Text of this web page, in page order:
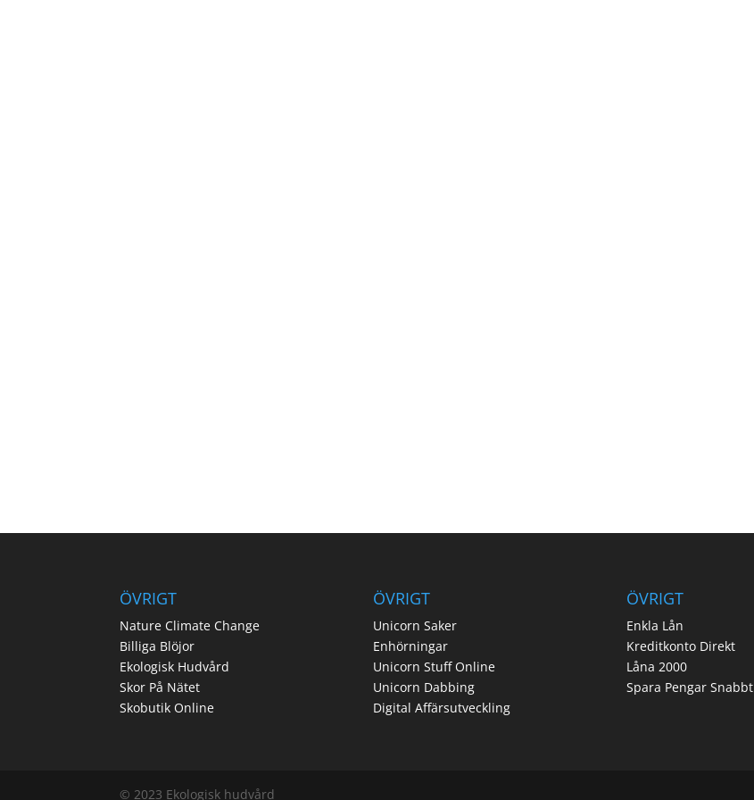
ÖVRIGT
Nature Climate Change
Billiga Blöjor
Ekologisk Hudvård
Skor På Nätet
Skobutik Online
ÖVRIGT
Unicorn Saker
Enhörningar
Unicorn Stuff Online
Unicorn Dabbing
Digital Affärsutveckling
ÖVRIGT
Enkla Lån
Kreditkonto Direkt
Låna 2000
Spara Pengar Snabbt
© 2023 Ekologisk hudvård